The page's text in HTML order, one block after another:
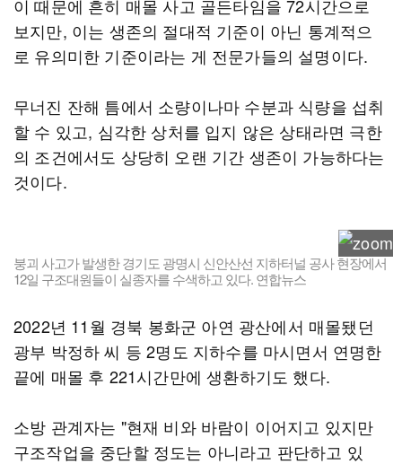
이 때문에 흔히 매몰 사고 골든타임을 72시간으로
보지만, 이는 생존의 절대적 기준이 아닌 통계적으
로 유의미한 기준이라는 게 전문가들의 설명이다.
무너진 잔해 틈에서 소량이나마 수분과 식량을 섭취
할 수 있고, 심각한 상처를 입지 않은 상태라면 극한
의 조건에서도 상당히 오랜 기간 생존이 가능하다는
것이다.
붕괴 사고가 발생한 경기도 광명시 신안산선 지하터널 공사 현장에서
12일 구조대원들이 실종자를 수색하고 있다. 연합뉴스
2022년 11월 경북 봉화군 아연 광산에서 매몰됐던
광부 박정하 씨 등 2명도 지하수를 마시면서 연명한
끝에 매몰 후 221시간만에 생환하기도 했다.
소방 관계자는 "현재 비와 바람이 이어지고 있지만
구조작업을 중단할 정도는 아니라고 판단하고 있